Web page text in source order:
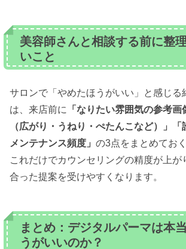
美容師さんと相談する前に整
いこと
サロンで「やめたほうがいい」と感じる
は、来店前に
「なりたい雰囲気の参考
（広がり・うねり・ぺたんこなど）」「
メンテナンス頻度」 の3点をまとめてお
これだけでカウンセリングの精度が上が
合った提案を受けやすくなります。
まとめ：デジタルパーマは本
うがいいのか？